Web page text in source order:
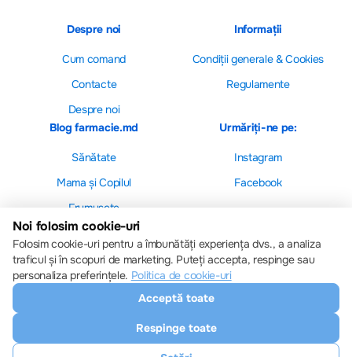
Despre noi
Cum comand
Contacte
Despre noi
Informații
Сondiții generale & Cookies
Regulamente
Blog farmacie.md
Sănătate
Mama și Copilul
Frumusețe
Urmăriți-ne pe:
Instagram
Facebook
Farmacie.md
Descărcați aplicația noastră
Setări cookie-uri
Politica de cookie-uri
Noi folosim cookie-uri
Folosim cookie-uri pentru a îmbunătăți experiența dvs., a analiza
traficul și în scopuri de marketing. Puteți accepta, respinge sau
personaliza preferințele. Politica de cookie-uri
Acceptă toate
Respinge toate